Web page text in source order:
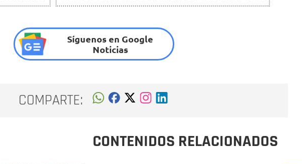
Síguenos en Google
Noticias
COMPARTE:
CONTENIDOS RELACIONADOS